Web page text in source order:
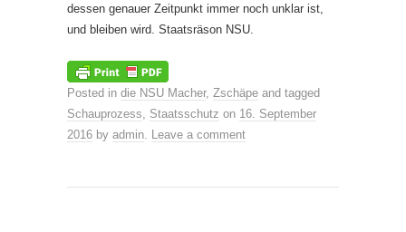
dessen genauer Zeitpunkt immer noch unklar ist,
und bleiben wird. Staatsräson NSU.
Posted in die NSU Macher, Zschäpe and tagged
Schauprozess
Staatsschutz on 16. September
2016 by admin Leave a comment